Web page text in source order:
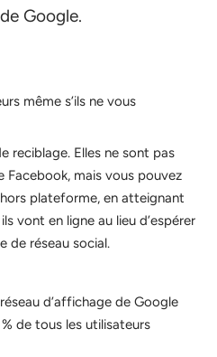
Google.
même s’ils ne vous
reciblage. Elles ne sont pas
Facebook, mais vous pouvez
plateforme, en atteignant
vont en ligne au lieu d’espérer
de réseau social.
d’affichage de Google
de tous les utilisateurs